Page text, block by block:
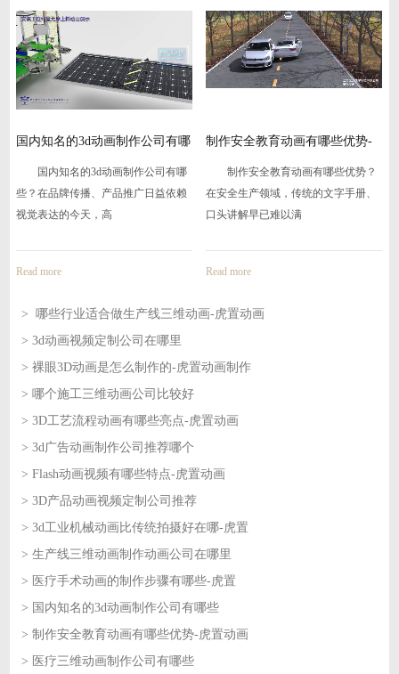
国内知名的3d动画制作公司有哪
国内知名的3d动画制作公司有哪
些？在品牌传播、产品推广日益依赖
视觉表达的今天，高
Read more
制作安全教育动画有哪些优势-
制作安全教育动画有哪些优势？
在安全生产领域，传统的文字手册、
口头讲解早已难以满
Read more
> 哪些行业适合做生产线三维动画-虎置动画
> 3d动画视频定制公司在哪里
> 裸眼3D动画是怎么制作的-虎置动画制作
> 哪个施工三维动画公司比较好
> 3D工艺流程动画有哪些亮点-虎置动画
> 3d广告动画制作公司推荐哪个
> Flash动画视频有哪些特点-虎置动画
> 3D产品动画视频定制公司推荐
> 3d工业机械动画比传统拍摄好在哪-虎置
> 生产线三维动画制作动画公司在哪里
> 医疗手术动画的制作步骤有哪些-虎置
> 国内知名的3d动画制作公司有哪些
> 制作安全教育动画有哪些优势-虎置动画
> 医疗三维动画制作公司有哪些